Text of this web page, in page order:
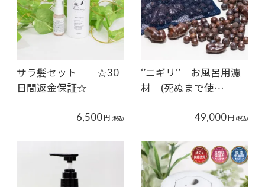
サラ髪セット ☆30
日間返金保証☆
6,500円 (税込)
‘’ニギリ‘’ お風呂用濾
材 (死ぬまで使…
49,000円 (税込)